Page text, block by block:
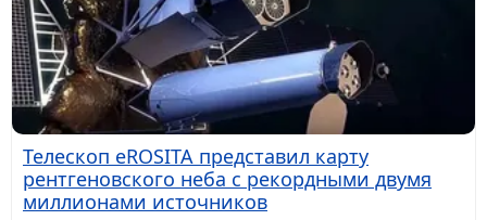
Телескоп eROSITA представил карту
рентгеновского неба с рекордными двумя
миллионами источников